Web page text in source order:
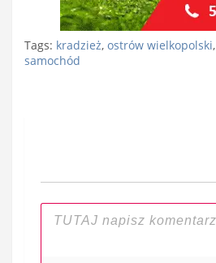
Tags: kradzież, ostrów wielkopolski,
samochód